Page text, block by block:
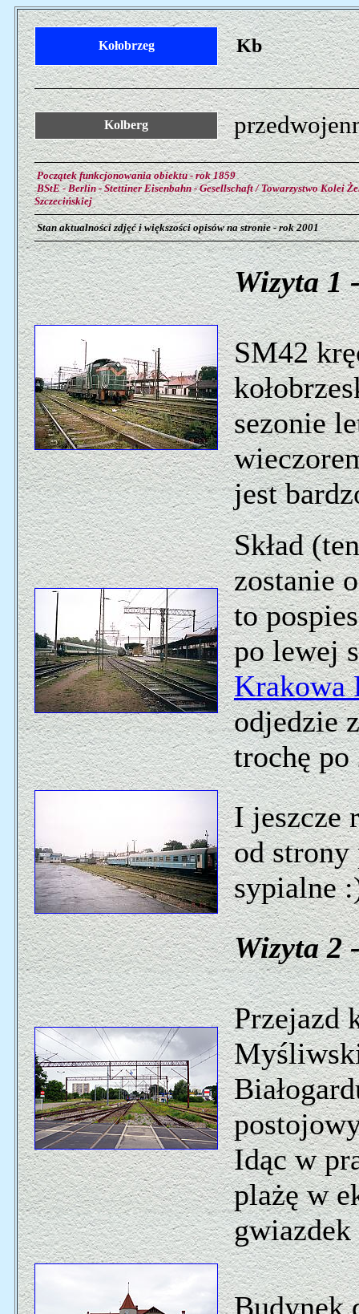
Kołobrzeg Kb
Kolberg
Początek funkcjonowania obiektu - rok 1859
BStE - Berlin - Stettiner Eisenbahn - Gesellschaft / Towarzystwo Kolei
Szczecińskiej
Stan aktualności zdjęć i większości opisów na stronie - rok 2001
Wizyta 1
SM42
sezonie
jest
Skład
zostanie
to
po lewej
Krakowa
odjedzie
trochę po
I jeszcze
od strony
sypialne
Wizyta 2
Przejazd
Idąc w
plażę w
Budynek